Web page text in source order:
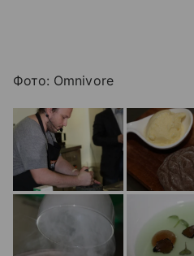
Фото: Omnivore